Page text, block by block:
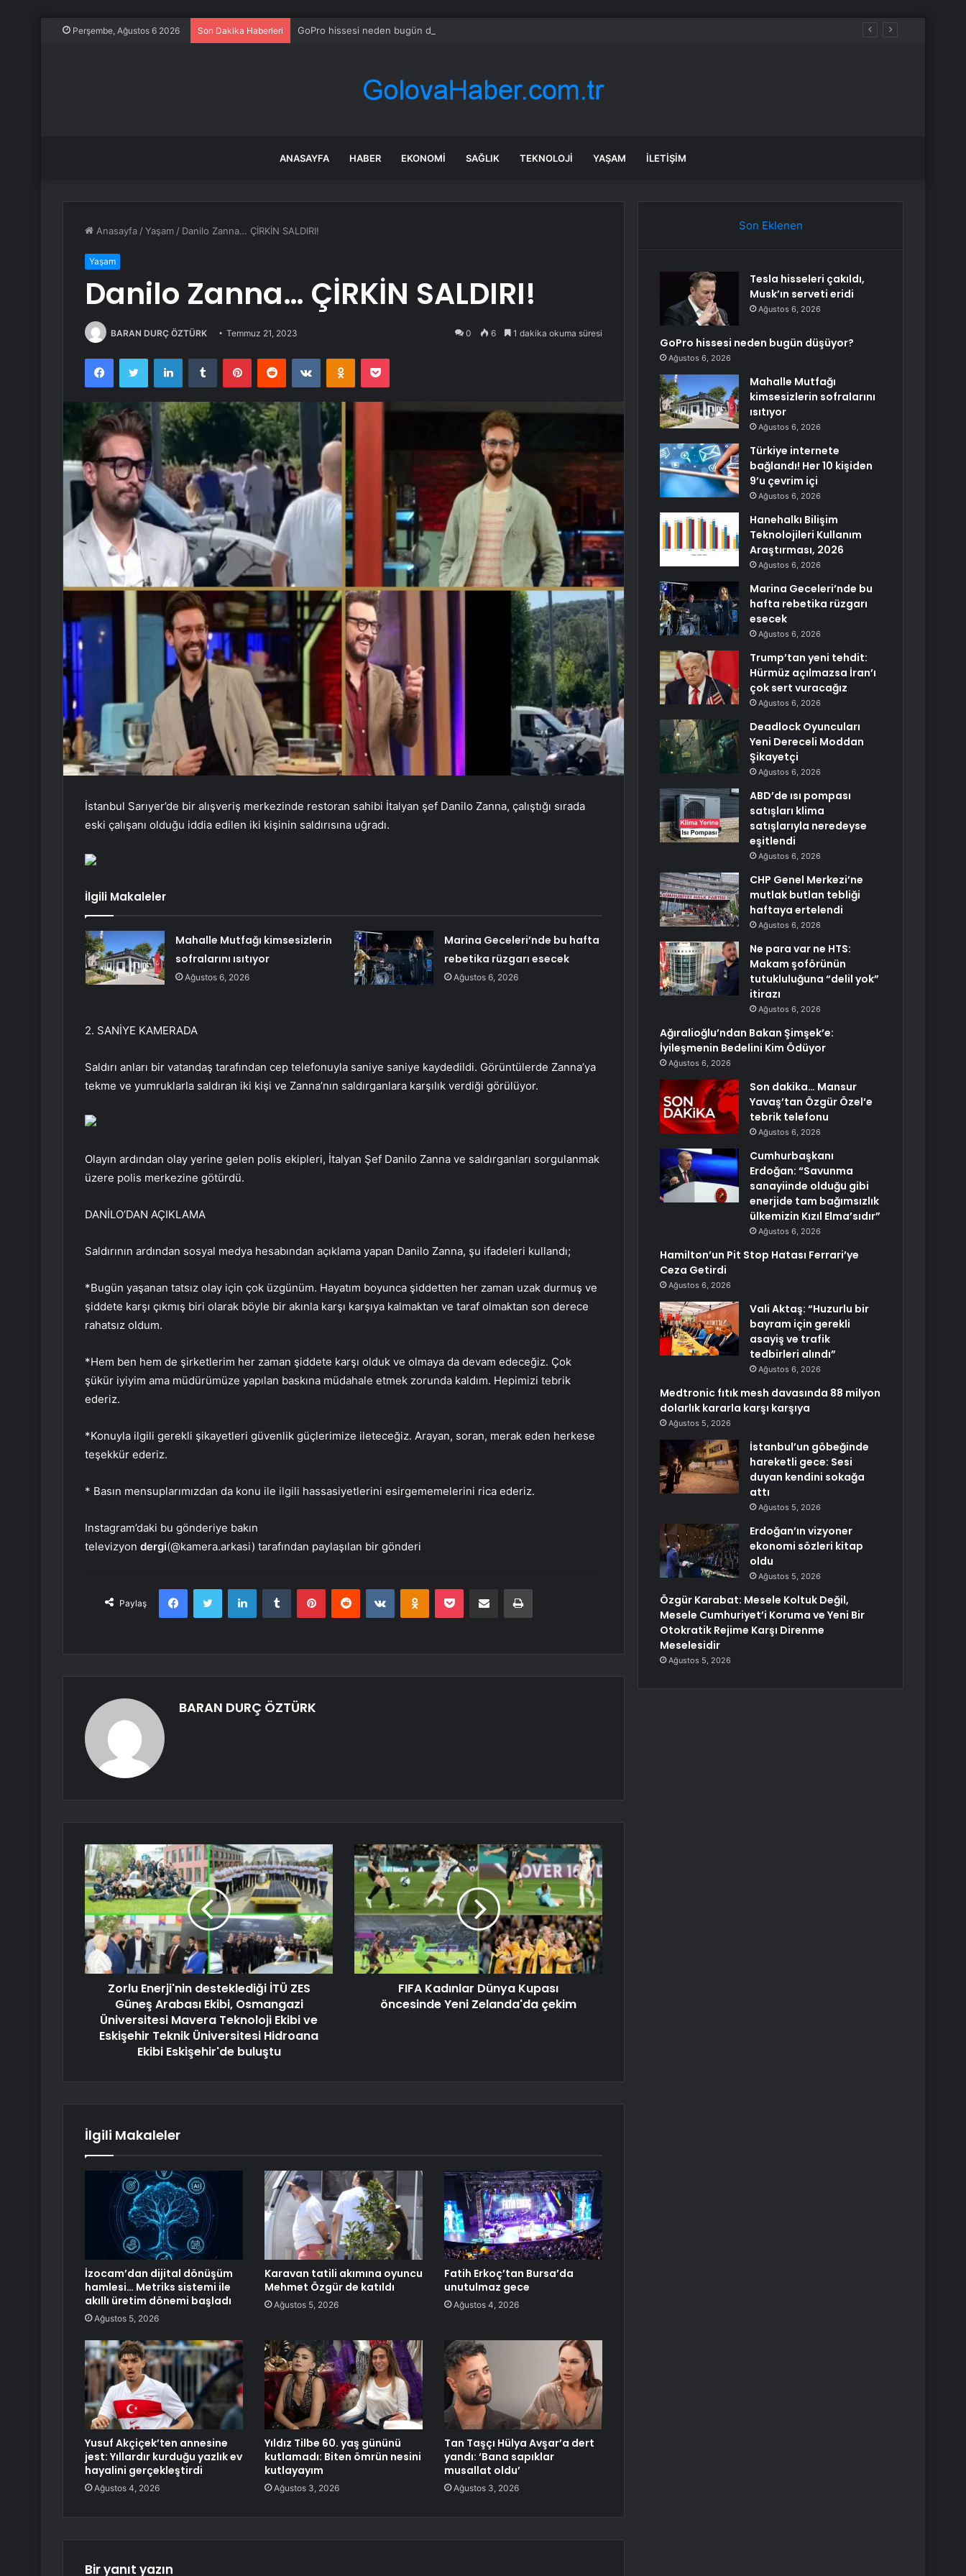
Perşembe, Ağustos 6 2026 Son Dakika Haberleri GoPro hissesi neden bugün düşüyor?
ANASAYFA HABER EKONOMI SAĞLIK TEKNOLOJI YAŞAM İLETIŞIM
Anasayfa /Yaşam / Danilo Zanna… ÇİRKİN SALDIRI!
Yaşam
Danilo Zanna… ÇİRKİN SALDIRI!
BARAN DURÇ ÖZTÜRK Temmuz 21, 2023 0 6 1 dakika okuma süresi
FacebookTwitter LinkedInTumblr PinterestReddit VKontakteOdnoklassniki
Pocket
İstanbul Sarıyer’de bir alışveriş merkezinde restoran sahibi İtalyan şef Danilo Zanna, çalıştığı sırada
eski çalışanı olduğu iddia edilen iki kişinin saldırısına uğradı.
İlgili Makaleler
Mahalle Mutfağı kimsesizlerin
sofralarını ısıtıyor
Ağustos 6, 2026
Marina Geceleri’nde bu hafta
rebetika rüzgarı esecek
Ağustos 6, 2026
2. SANİYE KAMERADA
Saldırı anları bir vatandaş tarafından cep telefonuyla saniye saniye kaydedildi. Görüntülerde Zanna’ya
tekme ve yumruklarla saldıran iki kişi ve Zanna’nın saldırganlara karşılık verdiği görülüyor.
Olayın ardından olay yerine gelen polis ekipleri, İtalyan Şef Danilo Zanna ve saldırganları sorgulanmak
üzere polis merkezine götürdü.
DANİLO’DAN AÇIKLAMA
Saldırının ardından sosyal medya hesabından açıklama yapan Danilo Zanna, şu ifadeleri kullandı;
*Bugün yaşanan tatsız olay için çok üzgünüm. Hayatım boyunca şiddetten her zaman uzak durmuş ve
şiddete karşı çıkmış biri olarak böyle bir akınla karşı karşıya kalmaktan ve taraf olmaktan son derece
rahatsız oldum.
*Hem ben hem de şirketlerim her zaman şiddete karşı olduk ve olmaya da devam edeceğiz. Çok
şükür iyiyim ama müdürümüze yapılan baskına müdahale etmek zorunda kaldım. Hepimizi tebrik
ederiz.
*Konuyla ilgili gerekli şikayetleri güvenlik güçlerimize ileteceğiz. Arayan, soran, merak eden herkese
teşekkür ederiz.
* Basın mensuplarımızdan da konu ile ilgili hassasiyetlerini esirgememelerini rica ederiz.
Instagram’daki bu gönderiye bakın
televizyon dergi(@kamera.arkasi) tarafından paylaşılan bir gönderi
Paylaş
FacebookTwitterLinkedInTumblrPinterestRedditVKontakteOdnoklassniki
Pocket E-Posta ile paylaşYazdır
BARAN DURÇ ÖZTÜRK
Zorlu Enerji'nin desteklediği İTÜ ZES
Güneş Arabası Ekibi, Osmangazi
Üniversitesi Mavera Teknoloji Ekibi ve
Eskişehir Teknik Üniversitesi Hidroana
Ekibi Eskişehir'de buluştu
FIFA Kadınlar Dünya Kupası
öncesinde Yeni Zelanda'da çekim
İlgili Makaleler
İzocam’dan dijital dönüşüm
hamlesi… Metriks sistemi ile
akıllı üretim dönemi başladı
Ağustos 5, 2026
Karavan tatili akımına oyuncu
Mehmet Özgür de katıldı
Ağustos 5, 2026
Fatih Erkoç’tan Bursa’da
unutulmaz gece
Ağustos 4, 2026
Yusuf Akçiçek’ten annesine
jest: Yıllardır kurduğu yazlık ev
hayalini gerçekleştirdi
Ağustos 4, 2026
Yıldız Tilbe 60. yaş gününü
kutlamadı: Biten ömrün nesini
kutlayayım
Ağustos 3, 2026
Tan Taşçı Hülya Avşar’a dert
yandı: ‘Bana sapıklar
musallat oldu’
Ağustos 3, 2026
Bir yanıt yazın
Son Eklenen
Tesla hisseleri çakıldı,
Musk’ın serveti eridi
Ağustos 6, 2026
GoPro hissesi neden bugün düşüyor?
Ağustos 6, 2026
Mahalle Mutfağı
kimsesizlerin sofralarını
ısıtıyor
Ağustos 6, 2026
Türkiye internete
bağlandı! Her 10 kişiden
9’u çevrim içi
Ağustos 6, 2026
Hanehalkı Bilişim
Teknolojileri Kullanım
Araştırması, 2026
Ağustos 6, 2026
Marina Geceleri’nde bu
hafta rebetika rüzgarı
esecek
Ağustos 6, 2026
Trump’tan yeni tehdit:
Hürmüz açılmazsa İran’ı
çok sert vuracağız
Ağustos 6, 2026
Deadlock Oyuncuları
Yeni Dereceli Moddan
Şikayetçi
Ağustos 6, 2026
ABD’de ısı pompası
satışları klima
satışlarıyla neredeyse
eşitlendi
Ağustos 6, 2026
CHP Genel Merkezi’ne
mutlak butlan tebliği
haftaya ertelendi
Ağustos 6, 2026
Ne para var ne HTS:
Makam şoförünün
tutukluluğuna “delil yok”
itirazı
Ağustos 6, 2026
Ağıralioğlu’ndan Bakan Şimşek’e:
İyileşmenin Bedelini Kim Ödüyor
Ağustos 6, 2026
Son dakika… Mansur
Yavaş’tan Özgür Özel’e
tebrik telefonu
Ağustos 6, 2026
Cumhurbaşkanı
Erdoğan: “Savunma
sanayiinde olduğu gibi
enerjide tam bağımsızlık
ülkemizin Kızıl Elma’sıdır”
Ağustos 6, 2026
Hamilton’un Pit Stop Hatası Ferrari’ye
Ceza Getirdi
Ağustos 6, 2026
Vali Aktaş: “Huzurlu bir
bayram için gerekli
asayiş ve trafik
tedbirleri alındı”
Ağustos 6, 2026
Medtronic fıtık mesh davasında 88 milyon
dolarlık kararla karşı karşıya
Ağustos 5, 2026
İstanbul’un göbeğinde
hareketli gece: Sesi
duyan kendini sokağa
attı
Ağustos 5, 2026
Erdoğan’ın vizyoner
ekonomi sözleri kitap
oldu
Ağustos 5, 2026
Özgür Karabat: Mesele Koltuk Değil,
Mesele Cumhuriyet’i Koruma ve Yeni Bir
Otokratik Rejime Karşı Direnme
Meselesidir
Ağustos 5, 2026